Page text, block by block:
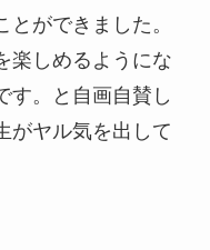
ができました。
楽しめるようにな
す。と自画自賛し
がヤル気を出して